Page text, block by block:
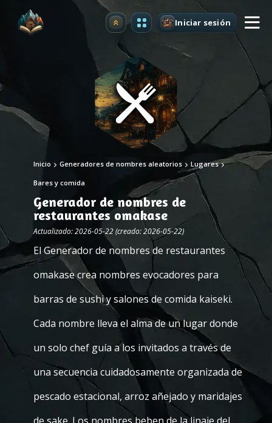
Mejorar Iniciar sesión
Inicio Generadores de nombres aleatorios Lugares
Bares y comida
Generador de nombres de
restaurantes omakase
Actualizado: 2026-05-22 (creado: 2026-05-22)
El Generador de nombres de restaurantes
omakase crea nombres evocadores para
barras de sushi y salones de comida kaiseki.
Cada nombre lleva el alma de un lugar donde
un solo chef guía a los invitados a través de
una secuencia cuidadosamente organizada de
pescado estacional, arroz añejado y maridajes